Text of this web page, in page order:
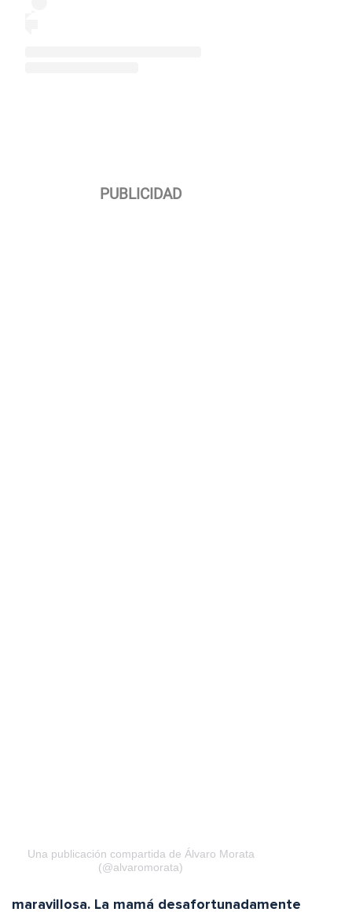
Una publicación compartida de Álvaro Morata
(@alvaromorata)
maravillosa. La mamá desafortunadamente